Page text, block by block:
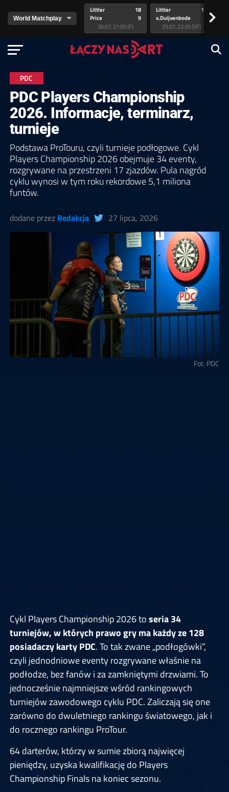
Littler
Price
18
9
26.07, 21:05 (F)
Littler
v.Duijvenbode
17
25.07, 22:35 (SF)
>
PDC
PDC Players Championship
2026. Informacje, terminarz,
turnieje
Podstawa ProTouru, czyli turnieje podłogowe. Cykl
Players Championship 2026 obejmuje 34 eventy,
rozgrywane na przestrzeni 17 zjazdów. Pula nagród
cyklu wynosi w tym roku rekordowe 5,1 miliona
funtów.
dodane przez Redakcja 27 lipca, 2026
Fot. PDC
Cykl Players Championship 2026 toseria 34
turniejów, w których prawo gry ma każdy ze 128
posiadaczy karty PDC. To tak zwane „podłogówki”,
czyli jednodniowe eventy rozgrywane właśnie na
podłodze, bez fanów i za zamkniętymi drzwiami. To
jednocześnie najmniejsze wśród rankingowych
turniejów zawodowego cyklu PDC. Zaliczają się one
zarówno do dwuletniego rankingu światowego, jak i
do rocznego rankingu ProTour.
64 darterów, którzy w sumie zbiorą najwięcej
pieniędzy, uzyska kwalifikację do Players
Championship Finals na koniec sezonu.